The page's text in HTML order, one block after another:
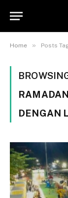
Home » Posts Tagged
DENGAN